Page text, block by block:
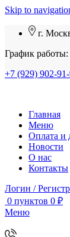
Skip to
г.
График
+7 (929) 902-91-
Главная
Меню
Оплата и
Новости
О нас
Контакты
Логин /
0 пунктов 0 ₽
Меню